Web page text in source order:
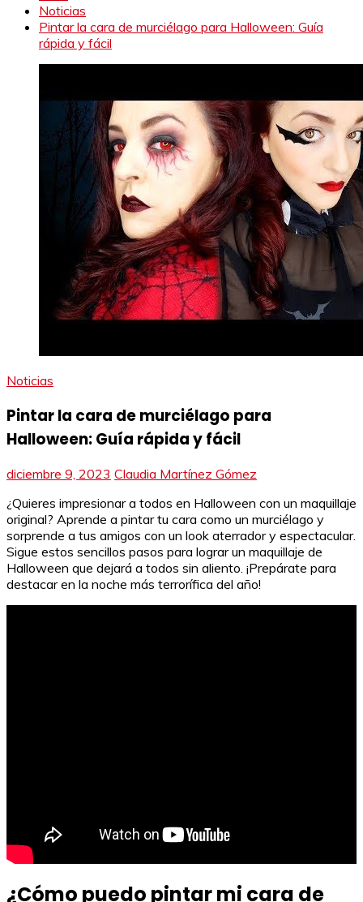
Noticias
Pintar la cara de murciélago para Halloween: Guía
rápida y fácil
Noticias
Pintar la cara de murciélago para
Halloween: Guía rápida y fácil
diciembre 9, 2023 Claudia Martínez Gómez
¿Quieres impresionar a todos en Halloween con un maquillaje
original? Aprende a pintar tu cara como un murciélago y
sorprende a tus amigos con un look aterrador y espectacular.
Sigue estos sencillos pasos para lograr un maquillaje de
Halloween que dejará a todos sin aliento. ¡Prepárate para
destacar en la noche más terrorífica del año!
¿Cómo puedo pintar mi cara de